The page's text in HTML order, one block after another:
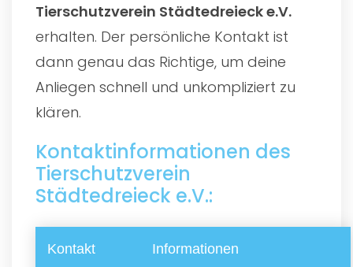
Tierschutzverein Städtedreieck e.V.
erhalten. Der persönliche Kontakt ist
dann genau das Richtige, um deine
Anliegen schnell und unkompliziert zu
klären.
Kontaktinformationen des
Tierschutzverein
Städtedreieck e.V.:
Kontakt Informationen